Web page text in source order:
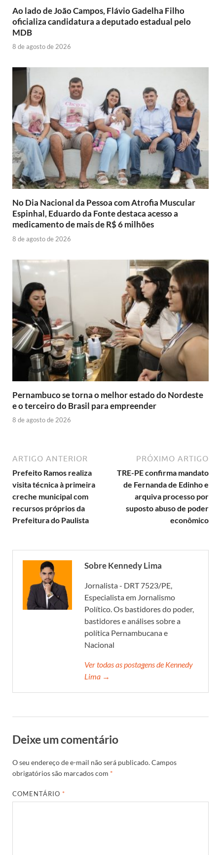
Ao lado de João Campos, Flávio Gadelha Filho
oficializa candidatura a deputado estadual pelo
MDB
8 de agosto de 2026
No Dia Nacional da Pessoa com Atrofia Muscular
Espinhal, Eduardo da Fonte destaca acesso a
medicamento de mais de R$ 6 milhões
8 de agosto de 2026
Pernambuco se torna o melhor estado do Nordeste
e o terceiro do Brasil para empreender
8 de agosto de 2026
ARTIGO ANTERIOR
Prefeito Ramos realiza
visita técnica à primeira
creche municipal com
recursos próprios da
Prefeitura do Paulista
PRÓXIMO ARTIGO
TRE-PE confirma mandato
de Fernanda de Edinho e
arquiva processo por
suposto abuso de poder
econômico
Sobre Kennedy Lima
Jornalista - DRT 7523/PE,
Especialista em Jornalismo
Político. Os bastidores do poder,
bastidores e análises sobre a
política Pernambucana e
Nacional
Ver todas as postagens de Kennedy
Lima →
Deixe um comentário
O seu endereço de e-mail não será publicado.Campos
obrigatórios são marcados com *
COMENTÁRIO*